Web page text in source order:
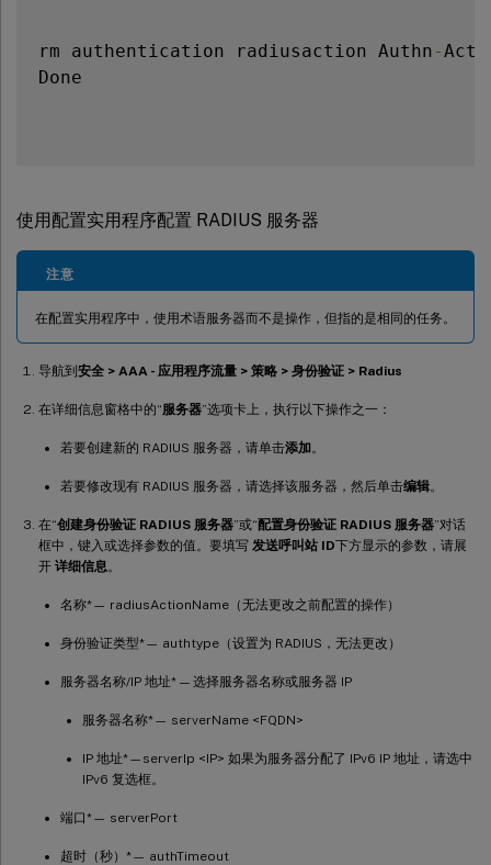
rm authentication radiusaction Authn -Act
Done
使用配置实用程序配置 RADIUS 服务器
注意
在配置实用程序中，使用术语服务器而不是操作，但指的是相同的任务。
导航到安全 > AAA - 应用程序流量 > 策略 > 身份验证 > Radius
在详细信息窗格中的“服务器”选项卡上，执行以下操作之一：
若要创建新的 RADIUS 服务器，请单击添加。
若要修改现有 RADIUS 服务器，请选择该服务器，然后单击编辑。
在“创建身份验证 RADIUS 服务器”或“配置身份验证 RADIUS 服务器”对话
框中，键入或选择参数的值。要填写 发送呼叫站 ID下方显示的参数，请展
开 详细信息 。
名称*— radiusActionName（无法更改之前配置的操作）
身份验证类型*— authtype（设置为 RADIUS，无法更改）
服务器名称/IP 地址* — 选择服务器名称或服务器 IP
服务器名称*— serverName <FQDN>
IP 地址*—serverIp <IP> 如果为服务器分配了 IPv6 IP 地址，请选中
IPv6 复选框。
端口*— serverPort
超时（秒）*— authTimeout